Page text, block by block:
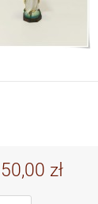
50,00 zł